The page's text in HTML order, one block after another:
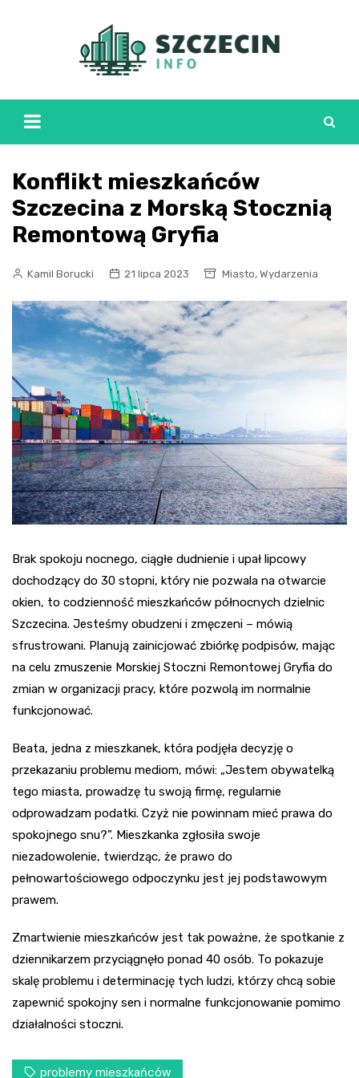
Konflikt mieszkańców
Szczecina z Morską Stocznią
Remontową Gryfia
Kamil Borucki 21 lipca 2023 Miasto, Wydarzenia
Brak spokoju nocnego, ciągłe dudnienie i upał lipcowy
dochodzący do 30 stopni, który nie pozwala na otwarcie
okien, to codzienność mieszkańców północnych dzielnic
Szczecina. Jesteśmy obudzeni i zmęczeni – mówią
sfrustrowani. Planują zainicjować zbiórkę podpisów, mając
na celu zmuszenie Morskiej Stoczni Remontowej Gryfia do
zmian w organizacji pracy, które pozwolą im normalnie
funkcjonować.
Beata, jedna z mieszkanek, która podjęła decyzję o
przekazaniu problemu mediom, mówi: „Jestem obywatelką
tego miasta, prowadzę tu swoją firmę, regularnie
odprowadzam podatki. Czyż nie powinnam mieć prawa do
spokojnego snu?”. Mieszkanka zgłosiła swoje
niezadowolenie, twierdząc, że prawo do
pełnowartościowego odpoczynku jest jej podstawowym
prawem.
Zmartwienie mieszkańców jest tak poważne, że spotkanie z
dziennikarzem przyciągnęło ponad 40 osób. To pokazuje
skalę problemu i determinację tych ludzi, którzy chcą sobie
zapewnić spokojny sen i normalne funkcjonowanie pomimo
działalności stoczni.
problemy mieszkańców